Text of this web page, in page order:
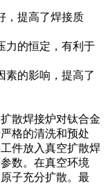
，提高了焊接质
力的恒定，有利于
素的影响，提高了
散焊接炉对钛合金
格的清洗和预处
件放入真空扩散焊
数。在真空环境
子充分扩散。最